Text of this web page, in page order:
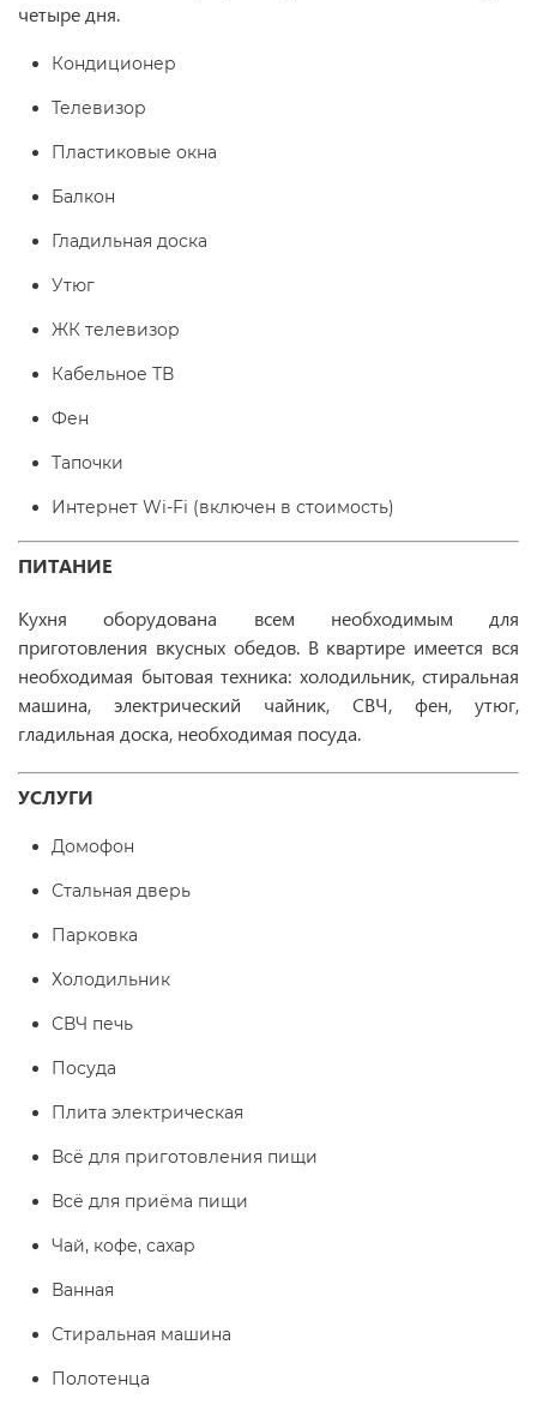
четыре дня.
Кондиционер
Телевизор
Пластиковые окна
Балкон
Гладильная доска
Утюг
ЖК телевизор
Кабельное ТВ
Фен
Тапочки
Интернет Wi-Fi (включен в стоимость)
ПИТАНИЕ
Кухня оборудована всем необходимым для
приготовления вкусных обедов. В квартире имеется вся
необходимая бытовая техника: холодильник, стиральная
машина, электрический чайник, СВЧ, фен, утюг,
гладильная доска, необходимая посуда.
УСЛУГИ
Домофон
Стальная дверь
Парковка
Холодильник
СВЧ печь
Посуда
Плита электрическая
Всё для приготовления пищи
Всё для приёма пищи
Чай, кофе, сахар
Ванная
Стиральная машина
Полотенца